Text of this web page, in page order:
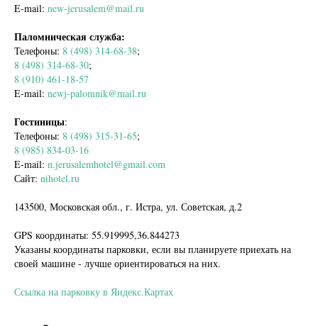
E-mail: new-jerusalem@mail.ru
Паломническая служба:
Телефоны: 8 (498) 314-68-38;
8 (498) 314-68-30;
8 (910) 461-18-57
E-mail: newj-palomnik@mail.ru
Гостиницы:
Телефоны: 8 (498) 315-31-65;
8 (985) 834-03-16
E-mail: n.jerusalemhotel@gmail.com
Сайт: nihotel.ru
143500, Московская обл., г. Истра, ул. Советская, д.2
GPS координаты: 55.919995,36.844273
Указаны координаты парковки, если вы планируете приехать на
своей машине - лучше ориентироваться на них.
Ссылка на парковку в Яндекс.Картах